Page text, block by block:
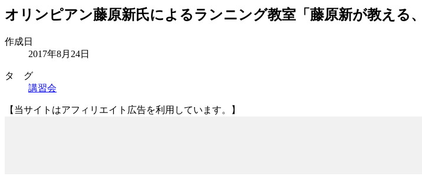
オリンピアン藤原新氏によるランニング教室「藤原新が教える
作成日
2017年8月24日
タ グ
講習会
【当サイトはアフィリエイト広告を利用しています。】